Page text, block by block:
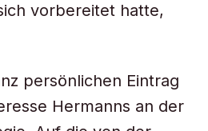
vorbereitet hatte,
persönlichen Eintrag
Hermanns an der